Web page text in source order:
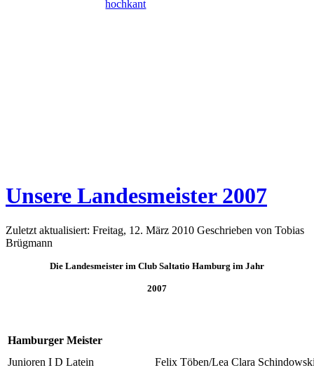
Unsere Landesmeister 2007
Zuletzt aktualisiert: Freitag, 12. März 2010 Geschrieben von Tobias
Brügmann
Die Landesmeister im Club Saltatio Hamburg im Jahr
2007
Hamburger Meister
Junioren I D Latein
Felix Töben/Lea Clara